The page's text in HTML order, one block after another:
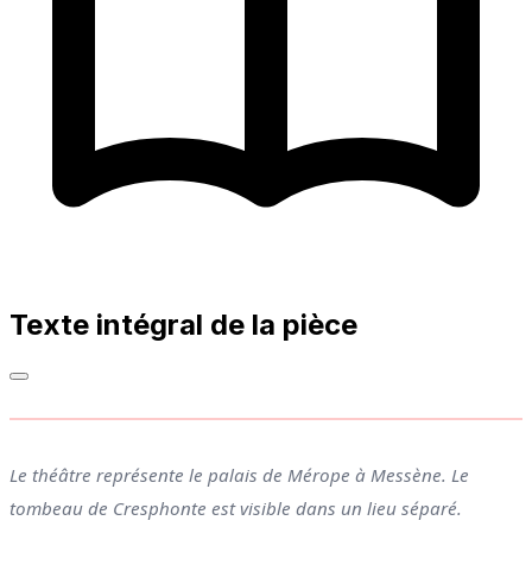
Texte intégral de la pièce
Le théâtre représente le palais de Mérope à Messène. Le
tombeau de Cresphonte est visible dans un lieu séparé.